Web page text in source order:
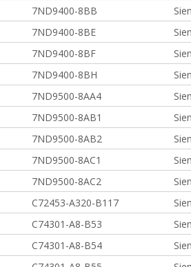
7ND9400-8BB
7ND9400-8BE
7ND9400-8BF
7ND9400-8BH
7ND9500-8AA4
7ND9500-8AB1
7ND9500-8AB2
7ND9500-8AC1
7ND9500-8AC2
C72453-A320-B117
C74301-A8-B53
C74301-A8-B54